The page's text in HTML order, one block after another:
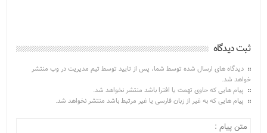
ثبت دیدگاه
دیدگاه های ارسال شده توسط شما، پس از تایید توسط تیم مدیریت در وب منتشر
خواهد شد.
پیام هایی که حاوی تهمت یا افترا باشد منتشر نخواهد شد.
پیام هایی که به غیر از زبان فارسی یا غیر مرتبط باشد منتشر نخواهد شد.